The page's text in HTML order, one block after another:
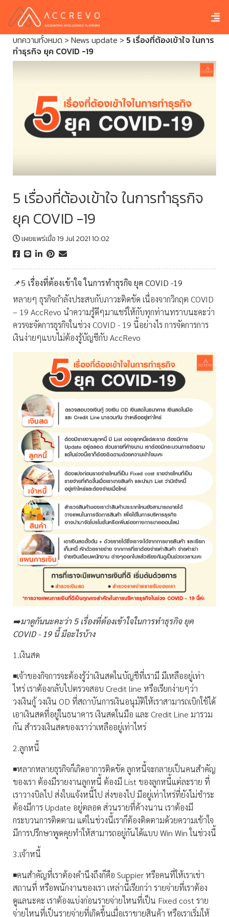
บทความทั้งหมด > News update > 5 เรื่องที่ต้องเข้าใจ ในการ
ทำธุรกิจ ยุค COVID -19
5 เรื่องที่ต้องเข้าใจ ในการทำธุรกิจ
ยุค COVID -19
เผยแพร่เมื่อ 19 Jul 2021 10:02
📌5 เรื่องที่ต้องเข้าใจ ในการทำธุรกิจ ยุค COVID -19
หลายๆ ธุรกิจกำลังประสบกับภาวะติดขัด เนื่องจากวิกฤต COVID
– 19 AccRevo นำความรู้ดีๆมาแชร์ให้กับทุกท่านทราบนะคะว่า
ควรจะจัดการธุรกิจในช่วง COVID - 19 นี้อย่างไร การจัดการการ
เงินง่ายๆแบบไม่ต้องรู้บัญชีกับ AccRevo
➡️มาดูกันนะคะว่า 5 เรื่องที่ต้องเข้าใจในการทำธุรกิจ ยุค
COVID - 19 นี้ มีอะไรบ้าง
1.เงินสด
◾️เจ้าของกิจการจะต้องรู้ว่าเงินสดในบัญชีที่เรามี มีเหลืออยู่เท่า
ไหร่ เราต้องกลับไปตรวจสอบ Credit line หรือเรียกง่ายๆว่า
วงเงินกู้ วงเงิน OD ที่สถาบันการเงินอนุมัติให้เราสามารถเบิกใช้ได้
เอาเงินสดที่อยู่ในธนาคาร เงินสดในมือ และ Credit Line มารวม
กัน สำรวงเงินสดของเราว่าเหลืออยู่เท่าไหร่
2.ลูกหนี้
◾️หลากหลายธุรกิจก็เกิดอาการติดขัด ลูกหนี้จะกลายเป็นคนสำคัญ
ของเรา ต้องมีรายงานลูกหนี้ ต้องมี List ของลูกหนี้แต่ละราย ที่
เราวางบิลไป ส่งใบแจ้งหนี้ไป ส่งของไป มีอยู่เท่าไหร่ที่ยังไม่ชำระ
ต้องมีการ Update อยู่ตลอด ส่วนรายที่ค้างนาน เราต้องมี
กระบวนการติดตาม แต่ในช่วงนี้เราก็ต้องติดตามด้วยความเข้าใจ
มีการปรึกษาพูดคุยทำให้สามารถอยู่กันได้แบบ Win Win ในช่วงนี้
3.เจ้าหนี้
◾️คนสำคัญที่เราต้องคำนึงถึงก็คือ Suppier หรือคนที่ให้เราเช่า
สถานที่ หรือพนักงานของเรา เหล่านี้เรียกว่า รายจ่ายที่เราต้อง
ดูแลนะคะ เราต้องแบ่งก่อนรายจ่ายไหนที่เป็น Fixed cost ราย
จ่ายไหนที่เป็นรายจ่ายที่เกิดขึ้นเมื่อเราขายสินค้า หรือเราเริ่มให้